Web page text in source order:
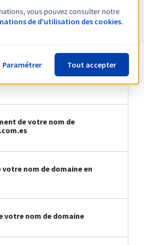
sur le .com.es
votre nom de domaine en
de votre nom de
nom de domaine en
votre nom de domaine
vous pouvez consulter notre
de d'utilisation des cookies.
Paramétrer Tout accepter